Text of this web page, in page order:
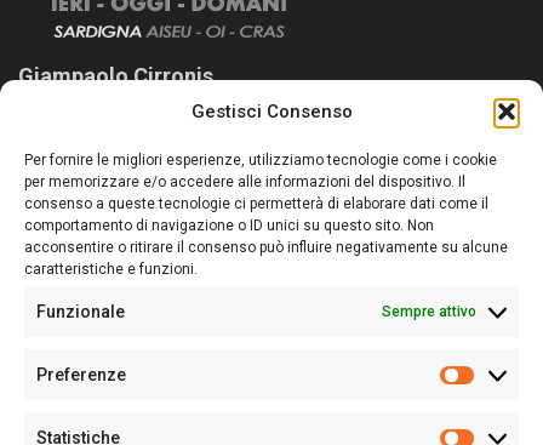
Gestisci Consenso
Per fornire le migliori esperienze, utilizziamo tecnologie come i cookie
per memorizzare e/o accedere alle informazioni del dispositivo. Il
consenso a queste tecnologie ci permetterà di elaborare dati come il
comportamento di navigazione o ID unici su questo sito. Non
acconsentire o ritirare il consenso può influire negativamente su alcune
caratteristiche e funzioni.
Funzionale Sempre attivo
Preferenze
Statistiche
Giampaolo Cirronis
Sardegna Ieri-Oggi-Domani nasce per informare “liberamente” i
lettori su quanto accade in Sardegna, con un occhio rivolto al
nostro passato e, soprattutto, al nostro futuro
Follow Us
Sede:Via Cristoforo Colombo 09013 Carbonia
Partita IVA02270380922